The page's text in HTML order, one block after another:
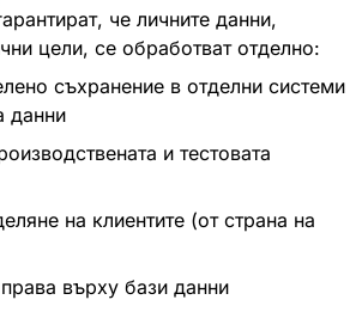
че личните данни,
цели, се обработват отделно:
съхранение в отделни системи
данни
и тестовата
на клиентите (от страна на
върху бази данни